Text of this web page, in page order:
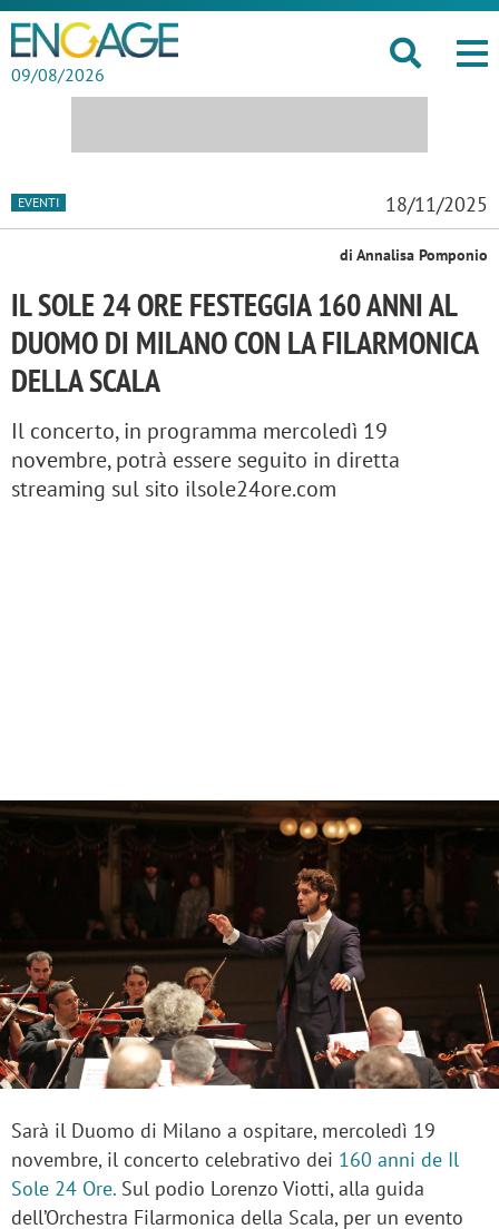
09/08/2026
EVENTI 18/11/2025
di Annalisa Pomponio
IL SOLE 24 ORE FESTEGGIA 160 ANNI AL
DUOMO DI MILANO CON LA FILARMONICA
DELLA SCALA
Il concerto, in programma mercoledì 19
novembre, potrà essere seguito in diretta
streaming sul sito ilsole24ore.com
Sarà il Duomo di Milano a ospitare, mercoledì 19
novembre, il concerto celebrativo dei 160 anni de Il
Sole 24 Ore. Sul podio Lorenzo Viotti, alla guida
dell’Orchestra Filarmonica della Scala, per un evento